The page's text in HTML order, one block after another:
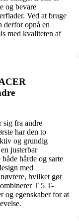
og bevare
Ved at bruge
derfor opnå en
med kvaliteten af
sig fra andre
har den to
og grundig
justerbar
hårde og sarte
med
hvilket gør
T 5 T-
og egenskaber for at